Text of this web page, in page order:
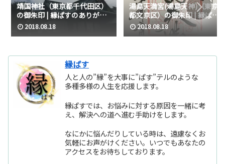
靖国神社（東京都千代田区）
の御朱印 | 縁ぱすのありがた
い御朱印
2018.08.18
湯島天満宮(湯島天神)（東京
都文京区）の御朱印 | 縁ぱす
のありがたい御朱印
2018.08.18
縁ぱす
人と人の”縁”を大事に”ぱす”テルのような
多種多様の人生を応援します。
縁ぱすでは、お悩みに対する原因を一緒に考
え、解決への道へ進む手助けをします。
なにかに悩んだりしている時は、遠慮なくお
気軽にお声がけください。いつでもあなたの
アクセスをお待ちしております。